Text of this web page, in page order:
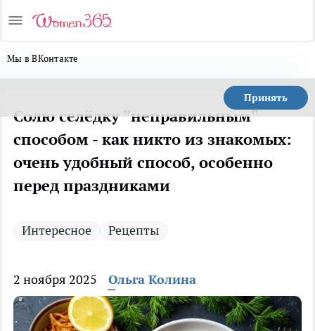
Мы в ВКонтакте
Принять
Солю селёдку "неправильным"
способом - как никто из знакомых:
очень удобный способ, особенно
перед праздниками
Интересное Рецепты
2 ноября 2025 Ольга Колина